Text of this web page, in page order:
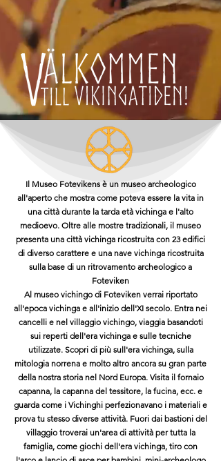
Il Museo Fotevikens è un museo archeologico
all'aperto che mostra come poteva essere la vita in
una città durante la tarda età vichinga e l'alto
medioevo. Oltre alle mostre tradizionali, il museo
presenta una città vichinga ricostruita con 23 edifici
di diverso carattere e una nave vichinga ricostruita
sulla base di un ritrovamento archeologico a
Foteviken
Al museo vichingo di Foteviken verrai riportato
all'epoca vichinga e all'inizio dell'XI secolo. Entra nei
cancelli e nel villaggio vichingo, viaggia basandoti
sui reperti dell'era vichinga e sulle tecniche
utilizzate. Scopri di più sull'era vichinga, sulla
mitologia norrena e molto altro ancora su gran parte
della nostra storia nel Nord Europa. Visita il fornaio
capanna, la capanna del tessitore, la fucina, ecc. e
guarda come i Vichinghi perfezionavano i materiali e
prova tu stesso diverse attività. Fuori dai bastioni del
villaggio troverai un'area di attività per tutta la
famiglia, come giochi dell'era vichinga, tiro con